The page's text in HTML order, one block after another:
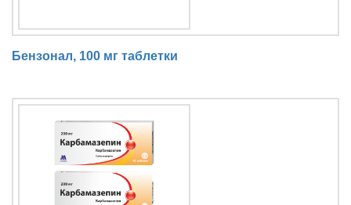
Бензонал, 100 мг таблетки